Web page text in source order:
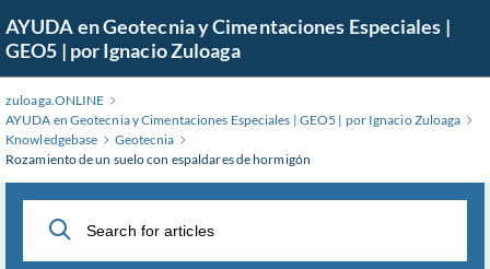
to
Content
AYUDA en Geotecnia y Cimentaciones Especiales |
GEO5 | por Ignacio Zuloaga
zuloaga.ONLINE
AYUDA en Geotecnia y Cimentaciones Especiales | GEO5 | por Ignacio Zuloaga
Knowledgebase
Geotecnia
Rozamiento de un suelo con espaldares de hormigón